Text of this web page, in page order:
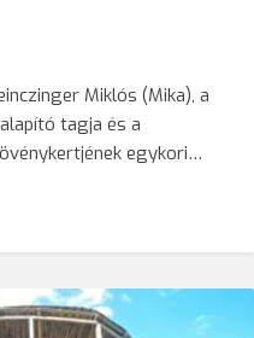
Miklós (Mika), a
tagja és a
egykori…